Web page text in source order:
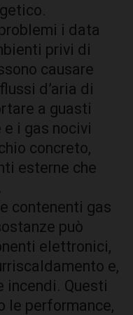
i data
privi di
causare
d’aria di
a guasti
i gas nocivi
concreto,
esterne che
contenenti gas
può
elettronici,
e,
incendi. Questi
le performance,